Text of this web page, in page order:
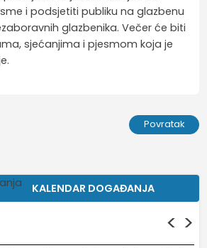
i podsjetiti publiku na glazbenu
glazbenika. Večer će biti
sjećanjima i pjesmom koja je
Povratak
KALENDAR DOGAĐANJA
< >